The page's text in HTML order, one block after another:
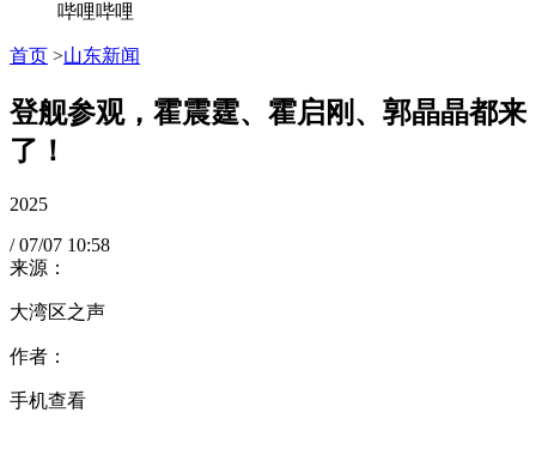
哔哩哔哩
首页 >山东新闻
登舰参观，霍震霆、霍启刚、郭晶晶都来
了！
2025
/ 07/07 10:58
来源：
大湾区之声
作者：
手机查看